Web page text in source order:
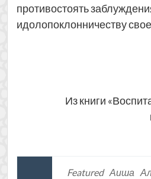
противостоять
идолопоклонничеству
Из книги
Featured Аиша